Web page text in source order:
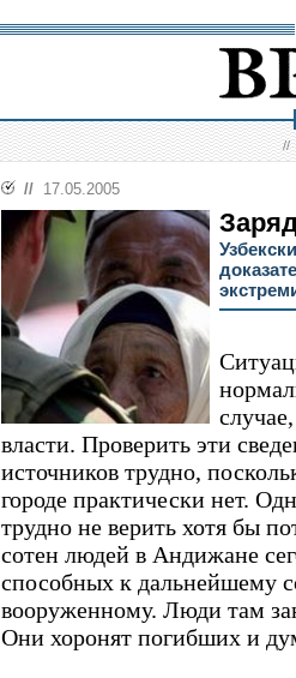
//
// 17.05.2005
власти. Проверить эти
источников трудно,
городе практически нет.
трудно не верить хотя бы
сотен людей в Андижане
способных к дальнейшему
вооруженному. Люди там
Они хоронят погибших и